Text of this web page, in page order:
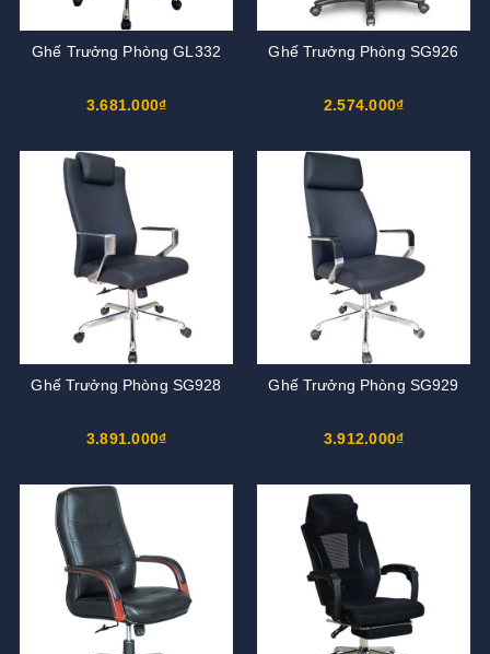
Ghế Trưởng Phòng GL332
3.681.000₫
Ghế Trưởng Phòng SG926
2.574.000₫
Ghế Trưởng Phòng SG928
3.891.000₫
Ghế Trưởng Phòng SG929
3.912.000₫